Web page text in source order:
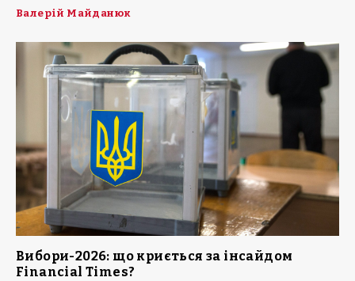
Валерій Майданюк
Вибори-2026: що криється за інсайдом
Financial Times?